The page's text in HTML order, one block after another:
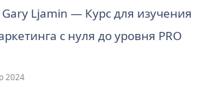
Ljamin ― Курс для изучения
с нуля до уровня PRO
2024